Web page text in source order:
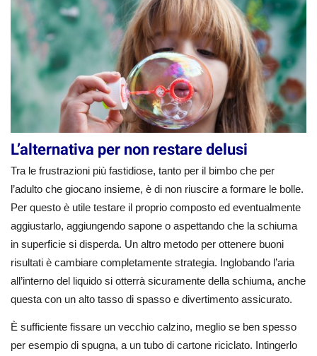
L’alternativa per non restare delusi
Tra le frustrazioni più fastidiose, tanto per il bimbo che per
l’adulto che giocano insieme, è di non riuscire a formare le bolle.
Per questo è utile testare il proprio composto ed eventualmente
aggiustarlo, aggiungendo sapone o aspettando che la schiuma
in superficie si disperda. Un altro metodo per ottenere buoni
risultati è cambiare completamente strategia. Inglobando l’aria
all’interno del liquido si otterrà sicuramente della schiuma, anche
questa con un alto tasso di spasso e divertimento assicurato.
È sufficiente fissare un vecchio calzino, meglio se ben spesso
per esempio di spugna, a un tubo di cartone riciclato. Intingerlo